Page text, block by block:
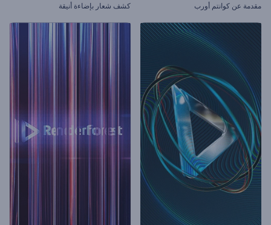
مقدمة عن كوانتم أورب كشف شعار بإضاءة أنيقة